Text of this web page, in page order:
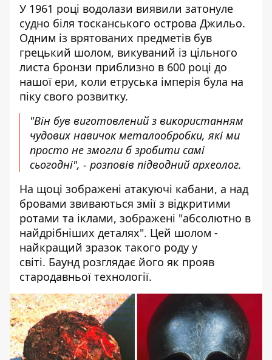
У 1961 році водолази виявили затонуле
судно біля тосканського острова Джильо.
Одним із врятованих предметів був
грецький шолом, викуваний із цільного
листа бронзи приблизно в 600 році до
нашої ери, коли етруська імперія була на
піку свого розвитку.
"Він був виготовлений з використанням
чудових навичок металообробки, які ми
просто не змогли б зробити самі
сьогодні", - розповів підводний археолог.
На щоці зображені атакуючі кабани, а над
бровами звиваються змії з відкритими
ротами та іклами, зображені "абсолютно в
найдрібніших деталях". Цей шолом -
найкращий зразок такого роду у
світі. Баунд розглядає його як прояв
стародавньої технології.